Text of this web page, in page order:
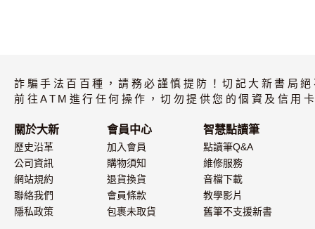
詐騙手法百百種，請務必謹慎提防！切記大新書局
前往ATM進行任何操作，切勿提供您的個資及信用
關於大新
歷史沿革
公司資訊
網站規約
聯絡我們
隱私政策
會員中心
加入會員
購物須知
退貨換貨
會員條款
包裹未取貨
智慧點讀筆
點讀筆Q&A
維修服務
音檔下載
教學影片
舊筆不支援新書